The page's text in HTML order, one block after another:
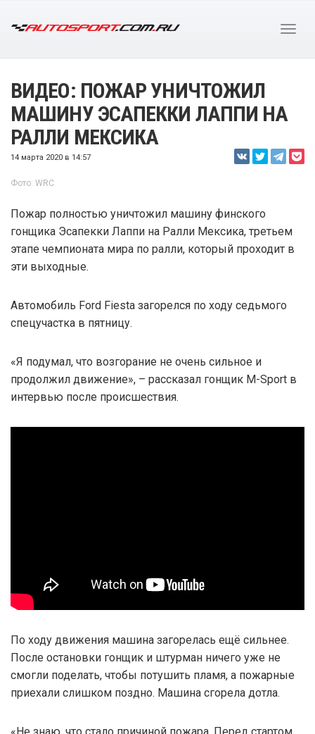
ВИДЕО: ПОЖАР УНИЧТОЖИЛ
МАШИНУ ЭСАПЕККИ ЛАППИ НА
РАЛЛИ МЕКСИКА
14 марта 2020 в 14:57
Фото: WRC
Пожар полностью уничтожил машину финского
гонщика Эсапекки Лаппи на Ралли Мексика, третьем
этапе чемпионата мира по ралли, который проходит в
эти выходные.
Автомобиль Ford Fiesta загорелся по ходу седьмого
спецучастка в пятницу.
«Я подумал, что возгорание не очень сильное и
продолжил движение», – рассказал гонщик M-Sport в
интервью после происшествия.
По ходу движения машина загорелась ещё сильнее.
После остановки гонщик и штурман ничего уже не
смогли поделать, чтобы потушить пламя, а пожарные
приехали слишком поздно. Машина сгорела дотла.